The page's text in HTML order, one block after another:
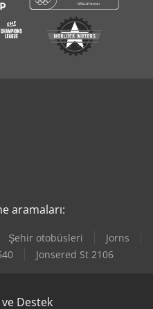
aramaları:
Şehir otobüsleri
Jorns
Jonsered St 2106
Destek